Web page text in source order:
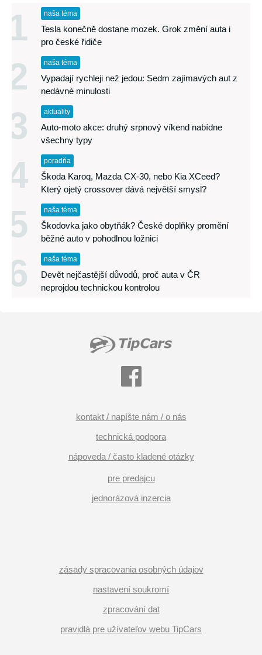
1 naša téma
Tesla konečně dostane mozek. Grok změní auta i
pro české řidiče
2 naša téma
Vypadají rychleji než jedou: Sedm zajímavých aut z
nedávné minulosti
3 aktuality
Auto-moto akce: druhý srpnový víkend nabídne
všechny typy
4 poradňa
Škoda Karoq, Mazda CX-30, nebo Kia XCeed?
Který ojetý crossover dává největší smysl?
5 naša téma
Škodovka jako obytňák? České doplňky promění
běžné auto v pohodlnou ložnici
6 naša téma
Devět nejčastější důvodů, proč auta v ČR
neprojdou technickou kontrolou
kontakt / napíšte nám / o nás
technická podpora
nápoveda / často kladené otázky
pre predajcu
jednorázová inzercia
zásady spracovania osobných údajov
nastavení soukromí
zpracování dat
pravidlá pre užívateľov webu TipCars